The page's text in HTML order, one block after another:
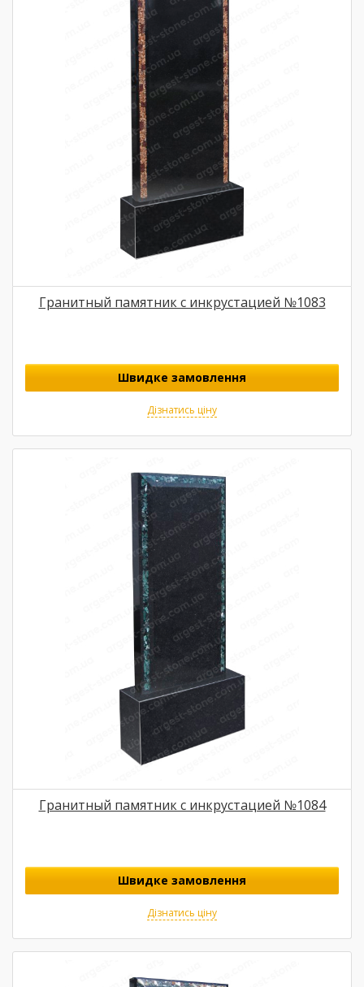
Гранитный памятник с инкрустацией №1083
Швидке замовлення
Дізнатись ціну
Гранитный памятник с инкрустацией №1084
Швидке замовлення
Дізнатись ціну